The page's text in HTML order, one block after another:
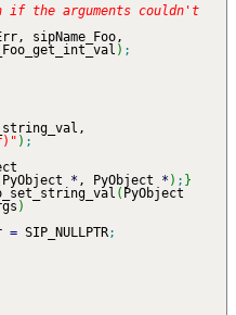
if the arguments couldn't
sipName_Foo,
) ;
) ;
PyObject * , PyObject * ) ; }
( PyObject
)
= SIP_NULLPTR;